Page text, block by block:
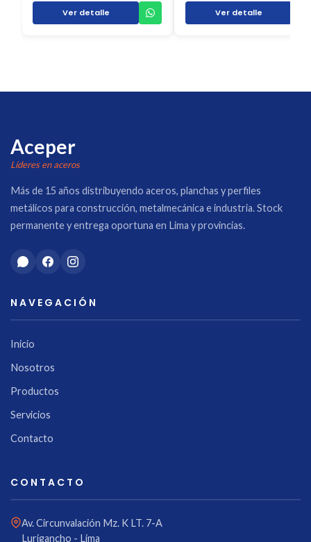
Ver detalle Ver detalle
Aceper
Líderes en aceros
Más de 15 años distribuyendo aceros, planchas y perfiles
metálicos para construcción, metalmecánica e industria. Stock
permanente y entrega oportuna en Lima y provincias.
NAVEGACIÓN
Inicio
Nosotros
Productos
Servicios
Contacto
CONTACTO
Av. Circunvalación Mz. K LT. 7-A
Lurigancho - Lima